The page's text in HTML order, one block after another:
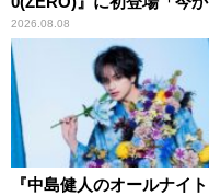
とてもワクワクしておりま
す！」
2026.08.08
『中島健人のオールナイ